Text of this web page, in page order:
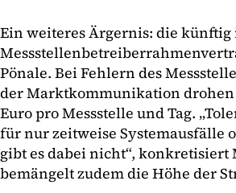
Ein weiteres Ärgernis: die künftig
Pönale. Bei Fehlern des
der Marktkommunikation drohen
Euro pro Messstelle und Tag.
für nur zeitweise Systemausfälle
gibt es dabei nicht“, konkretisiert
bemängelt zudem die Höhe der